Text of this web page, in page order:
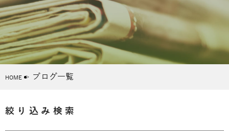
HOME ブログ一覧
絞り込み検索